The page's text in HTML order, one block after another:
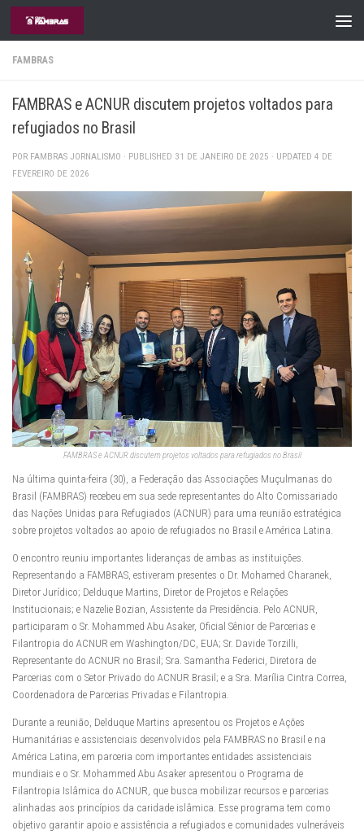
Skip to content
FAMBRAS
FAMBRAS e ACNUR discutem projetos voltados para
refugiados no Brasil
POR FAMBRAS JORNALISMO · PUBLISHED 31 DE JANEIRO DE 2025 · UPDATED 4 DE
FEVEREIRO DE 2026
FAMBRAS e ACNUR discutem projetos voltados para refugiados no Brasil
Na última quinta-feira (30), a Federação das Associações Muçulmanas do
Brasil (FAMBRAS) recebeu em sua sede representantes do Alto Comissariado
das Nações Unidas para Refugiados (ACNUR) para uma reunião estratégica
sobre projetos voltados ao apoio de refugiados no Brasil e América Latina.
O encontro reuniu importantes lideranças de ambas as instituições.
Representando a FAMBRAS, estiveram presentes o Dr. Mohamed Charanek,
Diretor Jurídico; Delduque Martins, Diretor de Projetos e Relações
Institucionais; e Nazelie Bozian, Assistente da Presidência. Pelo ACNUR,
participaram o Sr. Mohammed Abu Asaker, Oficial Sênior de Parcerias e
Filantropia do ACNUR em Washington/DC, EUA; Sr. Davide Torzilli,
Representante do ACNUR no Brasil; Sra. Samantha Federici, Diretora de
Parcerias com o Setor Privado do ACNUR Brasil; e a Sra. Marília Cintra Correa,
Coordenadora de Parcerias Privadas e Filantropia.
Durante a reunião, Delduque Martins apresentou os Projetos e Ações
Humanitárias e assistenciais desenvolvidos pela FAMBRAS no Brasil e na
América Latina, em parceria com importantes entidades assistenciais
mundiais e o Sr. Mohammed Abu Asaker apresentou o Programa de
Filantropia Islâmica do ACNUR, que busca mobilizar recursos e parcerias
alinhadas aos princípios da caridade islâmica. Esse programa tem como
objetivo garantir apoio e assistência a refugiados e comunidades vulneráveis